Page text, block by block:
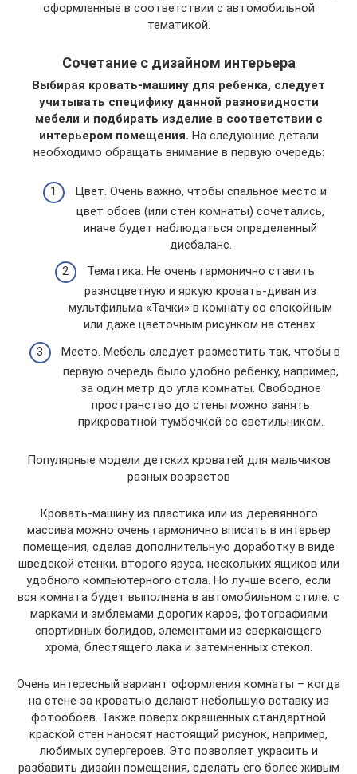
оформленные в соответствии с автомобильной
тематикой.
Сочетание с дизайном интерьера
Выбирая кровать-машину для ребенка, следует
учитывать специфику данной разновидности
мебели и подбирать изделие в соответствии с
интерьером помещения. На следующие детали
необходимо обращать внимание в первую очередь:
Цвет. Очень важно, чтобы спальное место и
цвет обоев (или стен комнаты) сочетались,
иначе будет наблюдаться определенный
дисбаланс.
Тематика. Не очень гармонично ставить
разноцветную и яркую кровать-диван из
мультфильма «Тачки» в комнату со спокойным
или даже цветочным рисунком на стенах.
Место. Мебель следует разместить так, чтобы в
первую очередь было удобно ребенку, например,
за один метр до угла комнаты. Свободное
пространство до стены можно занять
прикроватной тумбочкой со светильником.
Популярные модели детских кроватей для мальчиков
разных возрастов
Кровать-машину из пластика или из деревянного
массива можно очень гармонично вписать в интерьер
помещения, сделав дополнительную доработку в виде
шведской стенки, второго яруса, нескольких ящиков или
удобного компьютерного стола. Но лучше всего, если
вся комната будет выполнена в автомобильном стиле: с
марками и эмблемами дорогих каров, фотографиями
спортивных болидов, элементами из сверкающего
хрома, блестящего лака и затемненных стекол.
Очень интересный вариант оформления комнаты – когда
на стене за кроватью делают небольшую вставку из
фотообоев. Также поверх окрашенных стандартной
краской стен наносят настоящий рисунок, например,
любимых супергероев. Это позволяет украсить и
разбавить дизайн помещения, сделать его более живым